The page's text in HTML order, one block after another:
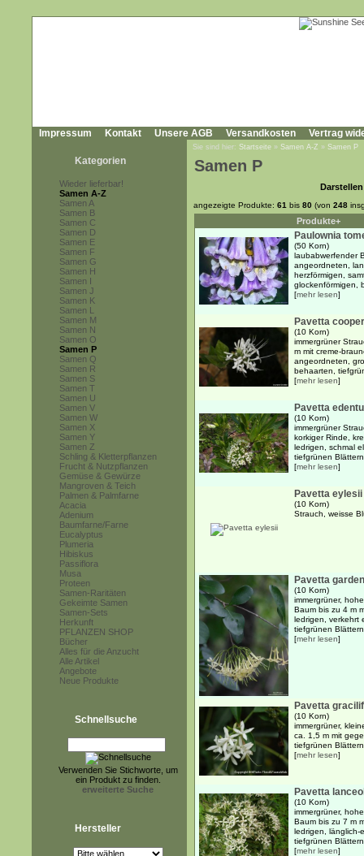
Impressum Kontakt Unsere AGB Versandkosten Vertrag
Kategorien
Wieder lieferbar!
Samen A-Z
Samen A
Samen B
Samen C
Samen D
Samen E
Samen F
Samen G
Samen H
Samen I
Samen J
Samen K
Samen L
Samen M
Samen N
Samen O
Samen P
Samen Q
Samen R
Samen S
Samen T
Samen U
Samen V
Samen W
Samen X
Samen Y
Samen Z
Schling & Kletterpflanzen
Frucht & Nutzpflanzen
Gemüse & Gewürze
Mangroven & Teich
Palmen & Palmfarne
Acacia
Adenium
Baumfarne/Farne
Eucalyptus
Plumeria
Hibiskus
Passiflora
Musa
Proteen
Samen-Raritäten
Gekeimte Samen
Samen-Sets
Herkunft
PFLANZEN SHOP
Bücher
Alles für die Anzucht
Alle Artikel
Angebote
Neue Produkte
Schnellsuche
Verwenden Sie Stichworte, um
ein Produkt zu finden.
erweiterte Suche
Hersteller
Sie sind hier: Startseite » Samen A-Z » Samen P
Samen P
angezeigte Produkte: 61 bis 80 (von 248
Produkte+
Paulownia
(50 Korn)
laubabwerfender
angeordneten,
herzförmigen,
glockenförmigen,
[mehr lesen]
Pavetta
(10 Korn)
immergrüner
m mit creme-
angeordneten,
behaarten,
[mehr lesen]
Pavetta
(10 Korn)
immergrüner
korkiger Rinde,
ledrigen, schmal
tiefgrünen
[mehr lesen]
Pavetta eylesii
(10 Korn)
Strauch, weisse
Pavetta
(10 Korn)
immergrüner,
Baum bis zu 4 m
ledrigen, verkehrt
tiefgrünen
[mehr lesen]
Pavetta
(10 Korn)
immergrüner,
ca. 1,5 m mit
tiefgrünen
[mehr lesen]
Pavetta
(10 Korn)
immergrüner,
Baum bis zu 7 m
ledrigen, länglich-
tiefgrünen
[mehr lesen]